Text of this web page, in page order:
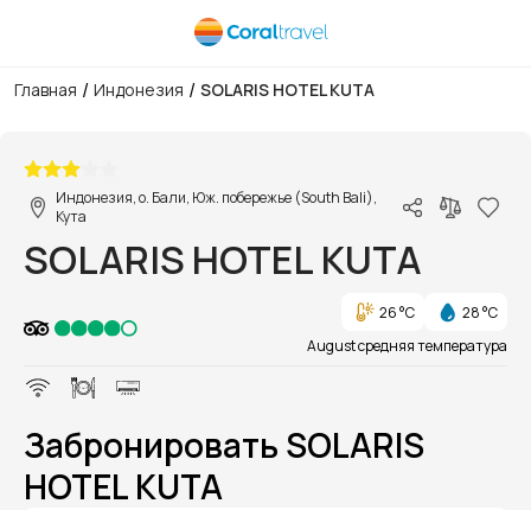
Главная / Индонезия / SOLARIS HOTEL KUTA
Индонезия, о. Бали, Юж. побережье (South Bali),
Кута
SOLARIS HOTEL KUTA
26 °C
28 °C
August средняя температура
Забронировать SOLARIS
HOTEL KUTA